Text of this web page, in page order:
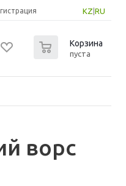
KZ RU
Корзина
пуста
ворс